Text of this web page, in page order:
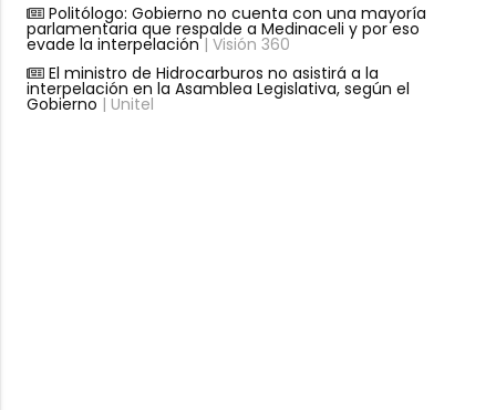
Politólogo: Gobierno no cuenta con una mayoría
parlamentaria que respalde a Medinaceli y por eso
evade la interpelación| Visión 360
El ministro de Hidrocarburos no asistirá a la
interpelación en la Asamblea Legislativa, según el
Gobierno | Unitel